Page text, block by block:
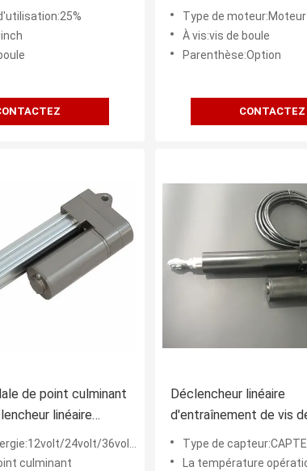
6000N de
potentiomètre/capteur
Type de moteur:Moteur
À vis:vis de boule
Parenthèse:Option
CONTACTEZ
de point culminant
linéaire
extérieure de
24volt/36volt/48volt
culminant
Déclencheur linéaire
d'entraînement de vis
IP65/IP66 de vis
point culminant
Type de capteur:CAPTEUR
La température opérationnelle:-